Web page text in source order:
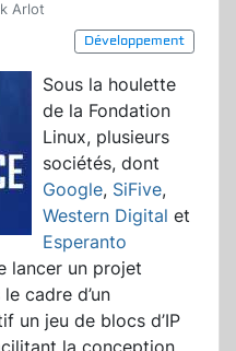
Arlot
Développement
Sous la houlette
de la Fondation
Linux, plusieurs
sociétés, dont
Google, SiFive,
Western Digital et
Esperanto
lancer un projet
cadre d’un
un jeu de blocs d’IP